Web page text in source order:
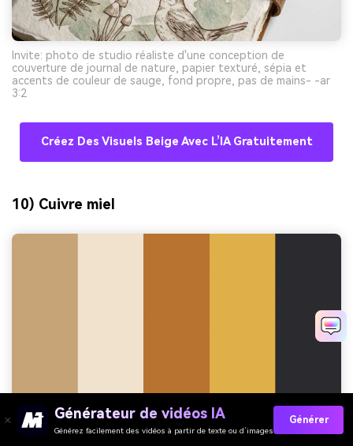
Invite: photo de studio réaliste d'une conception de
couverture de journal de nature, papier texturé, sépia et
accents de couleur de sauge, fond propre, pas de mains- -ar
3:2
Créez Des Visuels Beige Avec L’IA Gratuitement
10) Cuivre miel
Générateur de vidéos IA
Générez facilement des vidéos à partir de texte ou d’images
Générer